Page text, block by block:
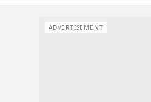
ADVERTISEMENT